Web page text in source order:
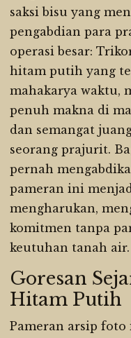
saksi bisu yang
pengabdian para
operasi besar:
hitam putih yang
mahakarya waktu,
penuh makna di
dan semangat
seorang prajurit.
pernah
pameran ini
mengharukan,
komitmen tanpa
keutuhan tanah air.
Goresan
Hitam Putih
Pameran arsip